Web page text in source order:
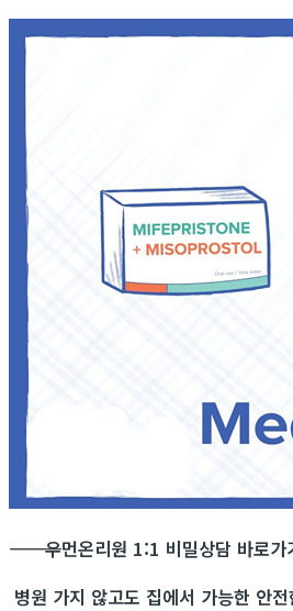
―――――――――――우먼온리원 1:1 비밀상담 바로가
병원 가지 않고도 집에서 가능한 안